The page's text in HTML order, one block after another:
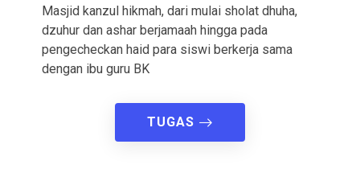
Masjid kanzul hikmah, dari mulai sholat dhuha,
dzuhur dan ashar berjamaah hingga pada
pengecheckan haid para siswi berkerja sama
dengan ibu guru BK
TUGAS